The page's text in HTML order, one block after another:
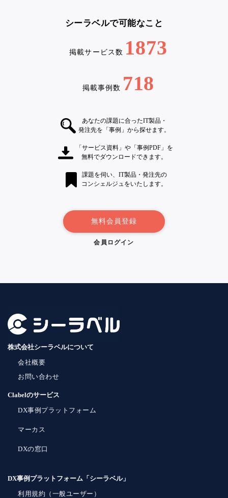
シーラベルで可能なこと
掲載サービス数 1873
掲載事例数 718
あなたの課題に合ったIT製品・
発注先を「事例」から探せます。
「サービス資料」や「事例PDF」を
無料でダウンロードできます。
課題を伺い、IT製品・発注先の
コンシェルジュをいたします。
無料会員登録
会員ログイン
株式会社シーラベルについて
会社概要
お問い合わせ
Clabelのサービス
DX事例プラットフォーム
マーカス
DXの窓口
DX事例プラットフォーム「シーラベル」
利用規約（一般ユーザー）